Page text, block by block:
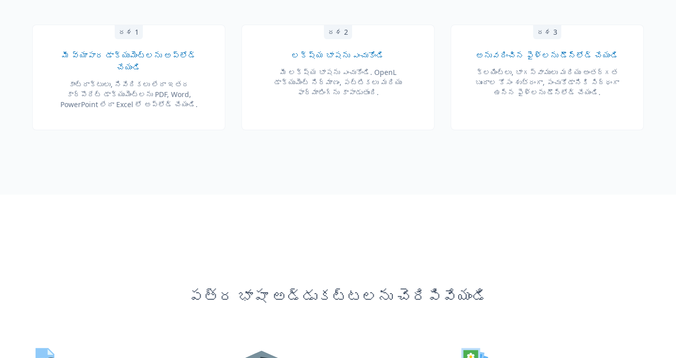
దశ 1
మీ వ్యాపార డాక్యుమెంట్లను అప్‌లోడ్
చేయండి
కాంట్రాక్టులు, నివేదికలు లేదా ఇతర
కార్పొరేట్ డాక్యుమెంట్లను PDF, Word,
PowerPoint లేదా Excel లో అప్‌లోడ్ చేయండి.
దశ 2
లక్ష్య భాషను ఎంచుకోండి
మీ లక్ష్య భాషను ఎంచుకోండి. OpenL
డాక్యుమెంట్ నిర్మాణం, పట్టికలు మరియు
ఫార్మాటింగ్‌ను కాపాడుతుంది.
దశ 3
అనువదించిన ఫైళ్లను డౌన్‌లోడ్ చేయండి
క్లయింట్లు, భాగస్వాములు మరియు అంతర్గత
బృందాల కోసం శుభ్రంగా, పంచుకోడానికి సిద్ధంగా
ఉన్న ఫైళ్లను డౌన్‌లోడ్ చేయండి.
పత్ర భాషా అడ్డుకట్టలను చెరిపివేయండి